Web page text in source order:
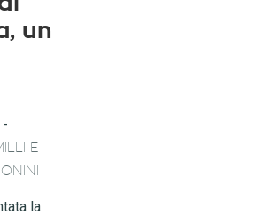
un
-
E
la